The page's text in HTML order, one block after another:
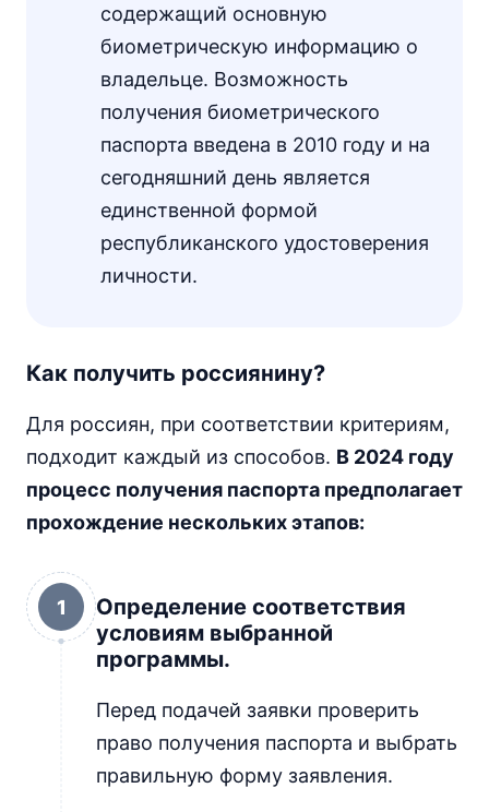
содержащий основную
биометрическую информацию о
владельце. Возможность
получения биометрического
паспорта введена в 2010 году и на
сегодняшний день является
единственной формой
республиканского удостоверения
личности.
Как получить россиянину?
Для россиян, при соответствии критериям,
подходит каждый из способов. В 2024 году
процесс получения паспорта предполагает
прохождение нескольких этапов:
1
Определение соответствия
условиям выбранной
программы.
Перед подачей заявки проверить
право получения паспорта и выбрать
правильную форму заявления.